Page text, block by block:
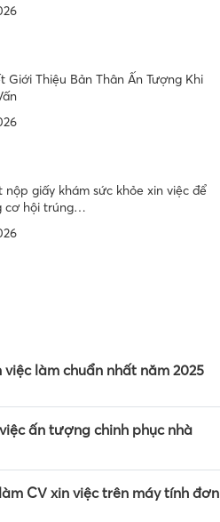
Giới Thiệu Bản Thân Ấn Tượng Khi
nộp giấy khám sức khỏe xin việc để
cơ hội trúng…
việc làm chuẩn nhất năm 2025
ấn tượng chinh phục nhà
CV xin việc trên máy tính đơn